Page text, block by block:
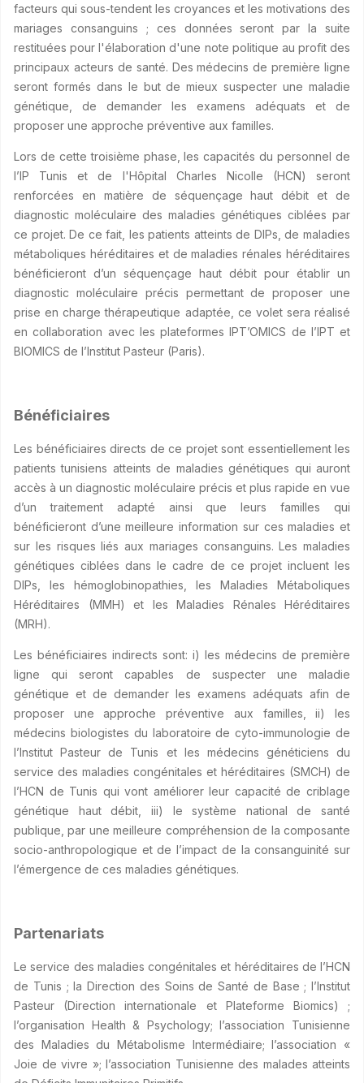
facteurs qui sous-tendent les croyances et les motivations des
mariages consanguins ; ces données seront par la suite
restituées pour l'élaboration d'une note politique au profit des
principaux acteurs de santé. Des médecins de première ligne
seront formés dans le but de mieux suspecter une maladie
génétique, de demander les examens adéquats et de
proposer une approche préventive aux familles.
Lors de cette troisième phase, les capacités du personnel de
l’IP Tunis et de l'Hôpital Charles Nicolle (HCN) seront
renforcées en matière de séquençage haut débit et de
diagnostic moléculaire des maladies génétiques ciblées par
ce projet. De ce fait, les patients atteints de DIPs, de maladies
métaboliques héréditaires et de maladies rénales héréditaires
bénéficieront d’un séquençage haut débit pour établir un
diagnostic moléculaire précis permettant de proposer une
prise en charge thérapeutique adaptée, ce volet sera réalisé
en collaboration avec les plateformes IPT’OMICS de l’IPT et
BIOMICS de l’Institut Pasteur (Paris).
Bénéficiaires
Les bénéficiaires directs de ce projet sont essentiellement les
patients tunisiens atteints de maladies génétiques qui auront
accès à un diagnostic moléculaire précis et plus rapide en vue
d’un traitement adapté ainsi que leurs familles qui
bénéficieront d’une meilleure information sur ces maladies et
sur les risques liés aux mariages consanguins. Les maladies
génétiques ciblées dans le cadre de ce projet incluent les
DIPs, les hémoglobinopathies, les Maladies Métaboliques
Héréditaires (MMH) et les Maladies Rénales Héréditaires
(MRH).
Les bénéficiaires indirects sont: i) les médecins de première
ligne qui seront capables de suspecter une maladie
génétique et de demander les examens adéquats afin de
proposer une approche préventive aux familles, ii) les
médecins biologistes du laboratoire de cyto-immunologie de
l’Institut Pasteur de Tunis et les médecins généticiens du
service des maladies congénitales et héréditaires (SMCH) de
l’HCN de Tunis qui vont améliorer leur capacité de criblage
génétique haut débit, iii) le système national de santé
publique, par une meilleure compréhension de la composante
socio-anthropologique et de l’impact de la consanguinité sur
l’émergence de ces maladies génétiques.
Partenariats
Le service des maladies congénitales et héréditaires de l’HCN
de Tunis ; la Direction des Soins de Santé de Base ; l’Institut
Pasteur (Direction internationale et Plateforme Biomics) ;
l’organisation Health & Psychology; l’association Tunisienne
des Maladies du Métabolisme Intermédiaire; l’association «
Joie de vivre »; l’association Tunisienne des malades atteints